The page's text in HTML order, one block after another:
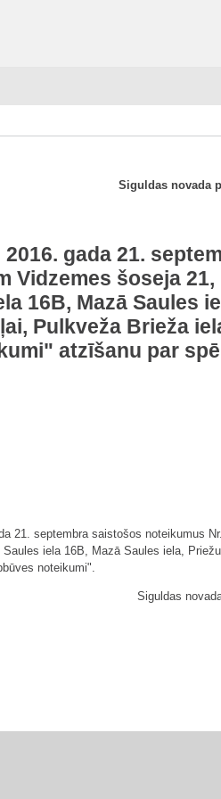
Siguldas novada
gada 21.
Vidzemes šoseja
16B, Mazā Saules
Pulkveža Brieža
atzīšanu par
21. septembra saistošos noteikumus
iela 16B, Mazā Saules iela,
noteikumi".
Siguldas